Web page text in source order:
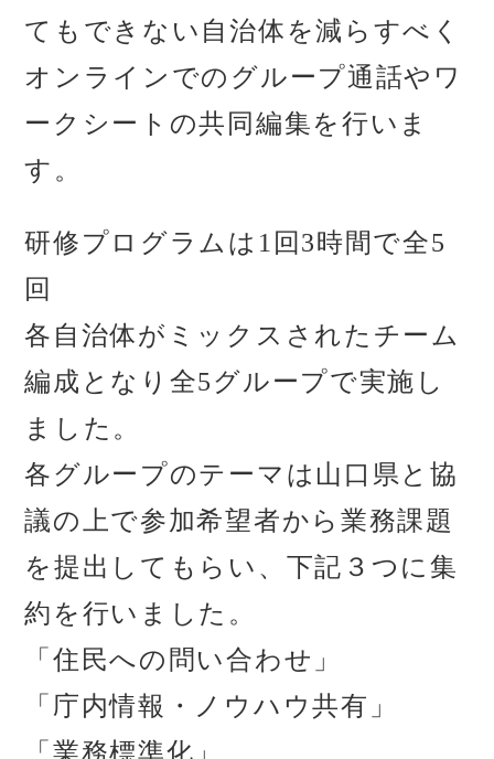
てもできない自治体を減らすべく
オンラインでのグループ通話やワ
ークシートの共同編集を行いま
す。
研修プログラムは1回3時間で全5
回
各自治体がミックスされたチーム
編成となり全5グループで実施し
ました。
各グループのテーマは山口県と協
議の上で参加希望者から業務課題
を提出してもらい、下記３つに集
約を行いました。
「住民への問い合わせ」
「庁内情報・ノウハウ共有」
「業務標準化」